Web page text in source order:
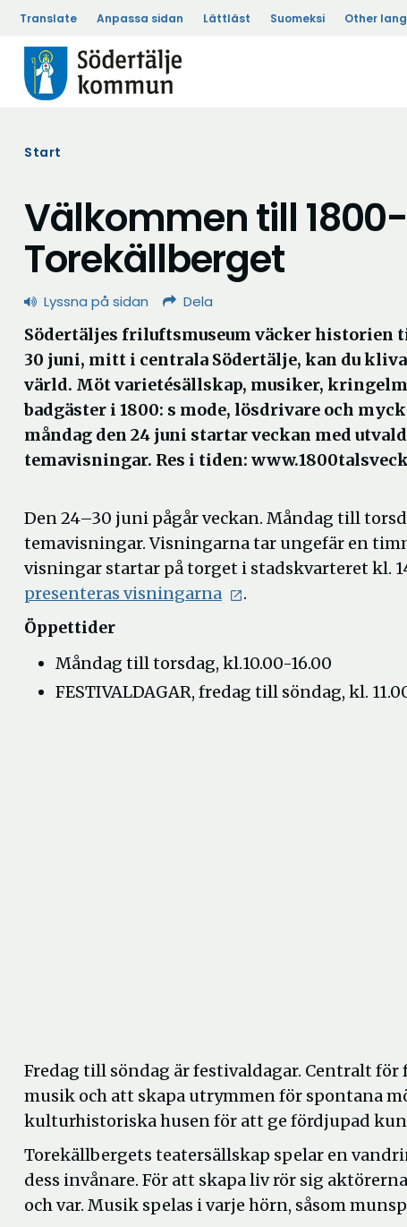
Translate Anpassa sidan Lättläst Suomeksi Other
Start
Välkommen till
Torekällberget
Lyssna på sidan Dela
Södertäljes friluftsmuseum väcker historien
30 juni, mitt i centrala Södertälje, kan du
värld. Möt varietésällskap, musiker,
badgäster i 1800: s mode, lösdrivare och
måndag den 24 juni startar veckan med
temavisningar. Res i tiden:
Den 24–30 juni pågår veckan. Måndag till
temavisningar. Visningarna tar ungefär en
visningar startar på torget i stadskvarteret kl.
presenteras visningarna Öppna
fönster
.
Öppettider
Måndag till torsdag, kl.10.00-16.00
FESTIVALDAGAR, fredag till söndag, kl.
Fredag till söndag är festivaldagar. Centralt
musik och att skapa utrymmen för spontana
kulturhistoriska husen för att ge fördjupad
Torekällbergets teatersällskap spelar en
dess invånare. För att skapa liv rör sig
och var. Musik spelas i varje hörn, såsom